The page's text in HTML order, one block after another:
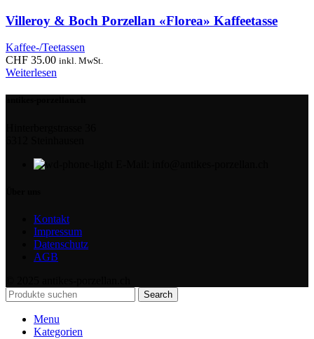
Villeroy & Boch Porzellan «Florea» Kaffeetasse
Kaffee-/Teetassen
CHF 35.00 inkl. MwSt.
Weiterlesen
Kontakt
Impressum
Datenschutz
AGB
Search
Menu
Kategorien